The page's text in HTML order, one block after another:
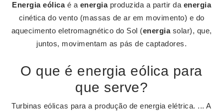
Energia eólicaé a energiaproduzida a partir da energia
cinética do vento (massas de ar em movimento) e do
aquecimento eletromagnético do Sol (energiasolar), que,
juntos, movimentam as pás de captadores.
O que é energia eólica para
que serve?
Turbinas eólicas para a produção de energia elétrica. ... A